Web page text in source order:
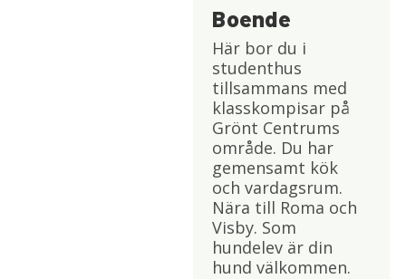
Boende
Här bor du i
studenthus
tillsammans med
klasskompisar på
Grönt Centrums
område. Du har
gemensamt kök
och vardagsrum.
Nära till Roma och
Visby. Som
hundelev är din
hund välkommen.